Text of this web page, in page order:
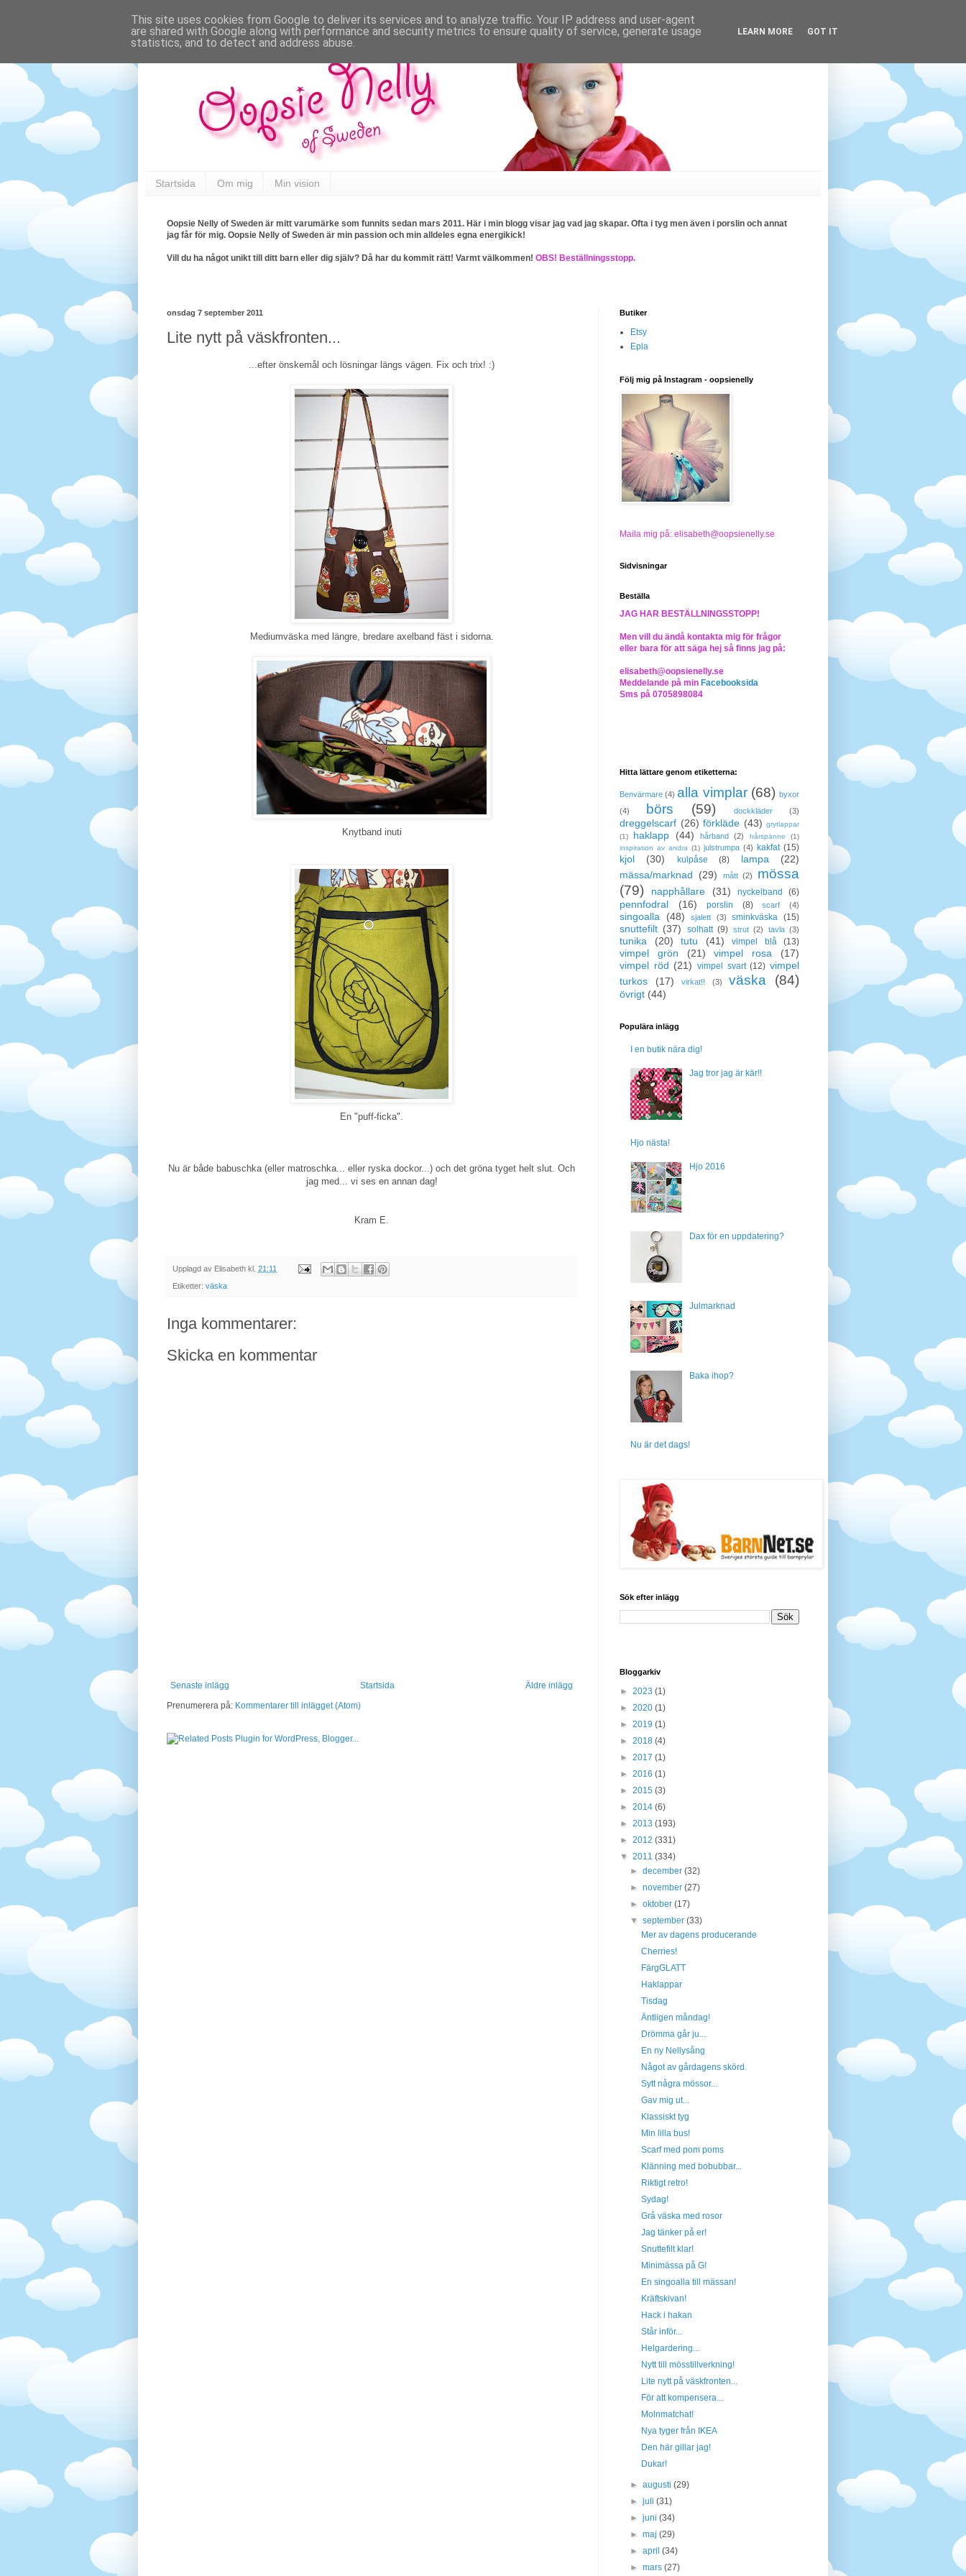
Startsida Om mig Min vision
Oopsie Nelly of Sweden är mitt varumärke som funnits sedan mars 2011. Här i min blogg visar jag vad jag skapar. Ofta i tyg men även i porslin och annat
jag får för mig. Oopsie Nelly of Sweden är min passion och min alldeles egna energikick!
Vill du ha något unikt till ditt barn eller dig själv? Då har du kommit rätt! Varmt välkommen! OBS! Beställningsstopp.
onsdag 7 september 2011
Lite nytt på väskfronten...
...efter önskemål och lösningar längs vägen. Fix och trix! :)
Mediumväska med längre, bredare axelband fäst i sidorna.
Knytband inuti
En "puff-ficka".
Nu är både babuschka (eller matroschka... eller ryska dockor...) och det gröna tyget helt slut. Och
jag med... vi ses en annan dag!
Kram E.
Upplagd av Elisabeth kl. 21:11
Etiketter: väska
Inga kommentarer:
Skicka en kommentar
Senaste inlägg Äldre inlägg
Startsida
Prenumerera på: Kommentarer till inlägget (Atom)
Butiker
Etsy
Epla
Följ mig på Instagram - oopsienelly
Maila mig på: elisabeth@oopsienelly.se
Sidvisningar
Beställa
JAG HAR BESTÄLLNINGSSTOPP!
Men vill du ändå kontakta mig för frågor
eller bara för att säga hej så finns jag på:
elisabeth@oopsienelly.se
Meddelande på min Facebooksida
Sms på 0705898084
Hitta lättare genom etiketterna:
Benvärmare (4) alla vimplar (68) byxor
(4)
börs (59) dockkläder (3)
dreggelscarf (26) förkläde (43) grytlappar
(1)
haklapp (44) hårband (2) hårspänne
(1)
inspiration av andra (1) julstrumpa (4) kakfat (15)
kjol (30) kulpåse (8) lampa
(22)
mässa/marknad
(29) mått (2)
mössa
(79)
napphållare (31) nyckelband (6)
pennfodral (16) porslin (8) scarf (4)
singoalla (48) sjalett (3) sminkväska (15)
snuttefilt (37) solhatt (9) strut (2) tavla (3)
tunika (20) tutu (41) vimpel blå (13)
vimpel grön (21) vimpel rosa
(17)
vimpel röd (21) vimpel svart (12) vimpel
turkos
(17) virkat!! (3) väska (84)
övrigt (44)
Populära inlägg
I en butik nära dig!
Jag tror jag är kär!!
Hjo nästa!
Hjo 2016
Dax för en uppdatering?
Julmarknad
Baka ihop?
Nu är det dags!
Sök efter inlägg
Bloggarkiv
► 2023 (1)
► 2020 (1)
► 2019 (1)
► 2018 (4)
► 2017 (1)
► 2016 (1)
► 2015 (3)
► 2014 (6)
► 2013 (193)
► 2012 (331)
▼ 2011 (334)
►december(32)
►november(27)
►oktober(17)
▼september(33)
Mer av dagens producerande
Cherries!
FärgGLATT
Haklappar
Tisdag
Äntligen måndag!
Drömma går ju...
En ny Nellysång
Något av gårdagens skörd.
Sytt några mössor...
Gav mig ut...
Klassiskt tyg
Min lilla bus!
Scarf med pom poms
Klänning med bobubbar...
Riktigt retro!
Sydag!
Grå väska med rosor
Jag tänker på er!
Snuttefilt klar!
Minimässa på G!
En singoalla till mässan!
Kräftskivan!
Hack i hakan
Står inför...
Helgardering...
Nytt till mösstillverkning!
Lite nytt på väskfronten...
För att kompensera...
Molnmatchat!
Nya tyger från IKEA
Den här gillar jag!
Dukar!
►augusti(29)
►juli(31)
►juni(34)
►maj(29)
►april(34)
►mars(27)
This site uses cookies from Google to deliver its services and to analyze traffic. Your IP address and user-agent
are shared with Google along with performance and security metrics to ensure quality of service, generate usage
statistics, and to detect and address abuse.
LEARN MORE GOT IT